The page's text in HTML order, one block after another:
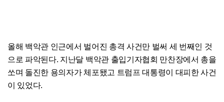
올해 백악관 인근에서 벌어진 총격 사건만 벌써 세 번째인 것
으로 파악된다. 지난달 백악관 출입기자협회 만찬장에서 총을
쏘며 돌진한 용의자가 체포됐고 트럼프 대통령이 대피한 사건
이 있었다.